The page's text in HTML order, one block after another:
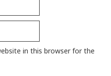
in this browser for the